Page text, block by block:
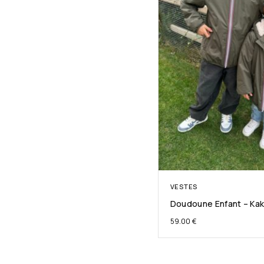
VESTES
Doudoune Enfant –
59.00 €